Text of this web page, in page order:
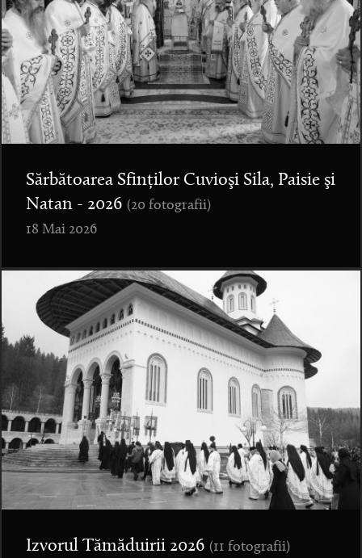
Sărbătoarea Sfinților Cuvioşi Sila, Paisie şi
Natan - 2026 (20 fotografii)
18 Mai 2026
Izvorul Tămăduirii 2026 (11 fotografii)